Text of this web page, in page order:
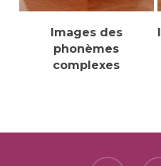
Lire La Suite
Images des
phonèmes
complexes